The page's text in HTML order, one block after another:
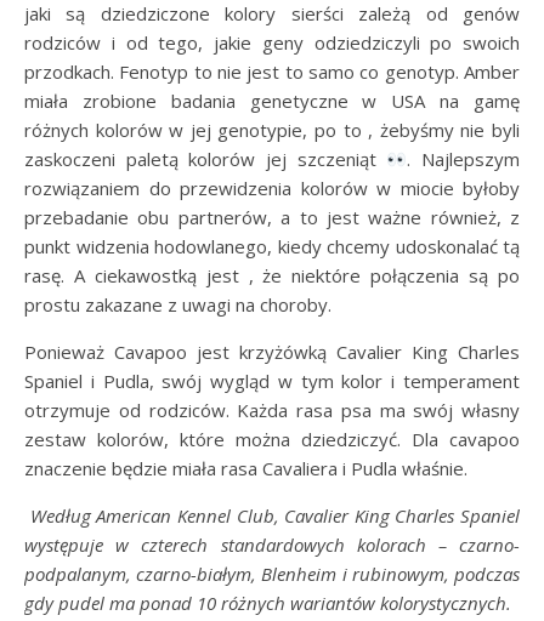
jaki są dziedziczone kolory sierści zależą od genów
rodziców i od tego, jakie geny odziedziczyli po swoich
przodkach. Fenotyp to nie jest to samo co genotyp. Amber
miała zrobione badania genetyczne w USA na gamę
różnych kolorów w jej genotypie, po to , żebyśmy nie byli
zaskoczeni paletą kolorów jej szczeniąt
. Najlepszym
rozwiązaniem do przewidzenia kolorów w miocie byłoby
przebadanie obu partnerów, a to jest ważne również, z
punkt widzenia hodowlanego, kiedy chcemy udoskonalać tą
rasę. A ciekawostką jest , że niektóre połączenia są po
prostu zakazane z uwagi na choroby.
Ponieważ Cavapoo jest krzyżówką Cavalier King Charles
Spaniel i Pudla, swój wygląd w tym kolor i temperament
otrzymuje od rodziców. Każda rasa psa ma swój własny
zestaw kolorów, które można dziedziczyć. Dla cavapoo
znaczenie będzie miała rasa Cavaliera i Pudla właśnie.
Według American Kennel Club, Cavalier King Charles Spaniel
występuje w czterech standardowych kolorach – czarno-
podpalanym, czarno-białym, Blenheim i rubinowym, podczas
gdy pudel ma ponad 10 różnych wariantów kolorystycznych.